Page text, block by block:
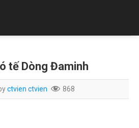
tế Dòng Đaminh
ctvien ctvien 868